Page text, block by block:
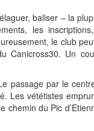
baliser – la
les
le club
Canicross30. Un
passage par le
Les vététistes
chemin du Pic